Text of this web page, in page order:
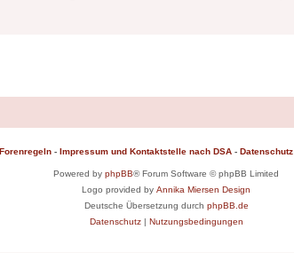
Forenregeln - Impressum und Kontaktstelle nach DSA - Datenschutz
Powered by phpBB® Forum Software © phpBB Limited
Logo provided by Annika Miersen Design
Deutsche Übersetzung durch phpBB.de
Datenschutz| Nutzungsbedingungen